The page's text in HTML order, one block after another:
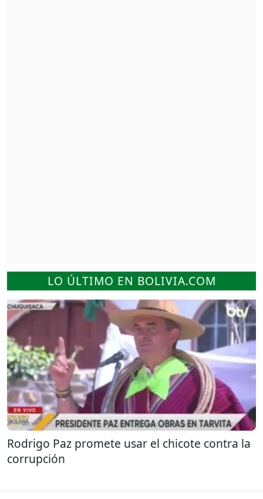
LO ÚLTIMO EN BOLIVIA.COM
Rodrigo Paz promete usar el chicote contra la
corrupción